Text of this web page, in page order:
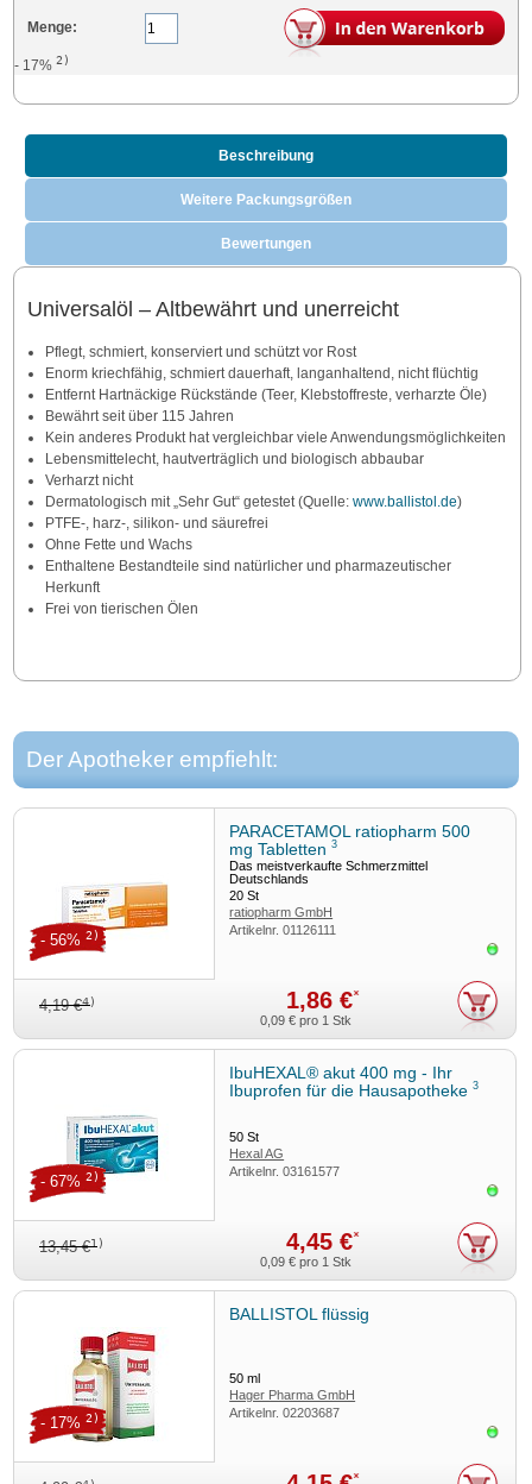
Menge:
- 17%2)
Beschreibung
Weitere Packungsgrößen
Bewertungen
Universalöl – Altbewährt und unerreicht
Pflegt, schmiert, konserviert und schützt vor Rost
Enorm kriechfähig, schmiert dauerhaft, langanhaltend, nicht flüchtig
Entfernt Hartnäckige Rückstände (Teer, Klebstoffreste, verharzte Öle)
Bewährt seit über 115 Jahren
Kein anderes Produkt hat vergleichbar viele Anwendungsmöglichkeiten
Lebensmittelecht, hautverträglich und biologisch abbaubar
Verharzt nicht
Dermatologisch mit „Sehr Gut“ getestet (Quelle: www.ballistol.de)
PTFE-, harz-, silikon- und säurefrei
Ohne Fette und Wachs
Enthaltene Bestandteile sind natürlicher und pharmazeutischer
Herkunft
Frei von tierischen Ölen
Der Apotheker empfiehlt:
PARACETAMOL ratiopharm 500
mg Tabletten3
Das meistverkaufte Schmerzmittel
Deutschlands
20St
ratiopharm GmbH
Artikelnr.01126111
4,19 €4) 1,86 €*
- 56% 2)
0,09 € pro 1 Stk
IbuHEXAL® akut 400 mg - Ihr
Ibuprofen für die Hausapotheke3
50St
Hexal AG
Artikelnr.03161577
13,45 €1) 4,45 €*
- 67% 2)
0,09 € pro 1 Stk
BALLISTOL flüssig
50ml
Hager Pharma GmbH
Artikelnr.02203687
*
- 17% 2)